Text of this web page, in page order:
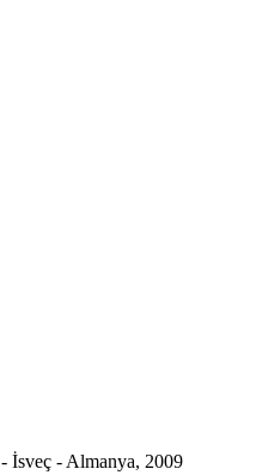
İsveç - Almanya, 2009